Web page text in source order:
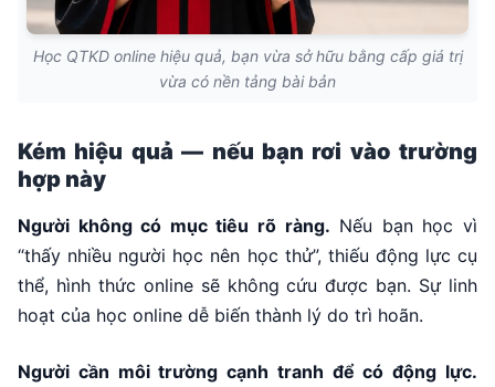
Học QTKD online hiệu quả, bạn vừa sở hữu bằng cấp giá trị
vừa có nền tảng bài bản
Kém hiệu quả — nếu bạn rơi vào trường
hợp này
Người không có mục tiêu rõ ràng. Nếu bạn học vì
“thấy nhiều người học nên học thử”, thiếu động lực cụ
thể, hình thức online sẽ không cứu được bạn. Sự linh
hoạt của học online dễ biến thành lý do trì hoãn.
Người cần môi trường cạnh tranh để có động lực.